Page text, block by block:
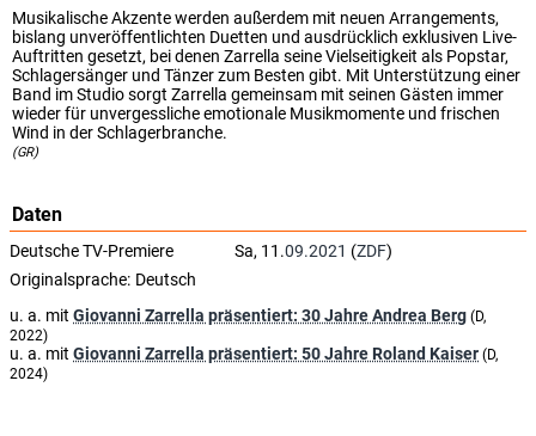
Musikalische Akzente werden außerdem mit neuen Arrangements,
bislang unveröffentlichten Duetten und ausdrücklich exklusiven Live-
Auftritten gesetzt, bei denen Zarrella seine Vielseitigkeit als Popstar,
Schlagersänger und Tänzer zum Besten gibt. Mit Unterstützung einer
Band im Studio sorgt Zarrella gemeinsam mit seinen Gästen immer
wieder für unvergessliche emotionale Musikmomente und frischen
Wind in der Schlagerbranche.
(GR)
Daten
Deutsche TV-Premiere Sa, 11.09.2021 (ZDF)
Originalsprache: Deutsch
u. a. mit Giovanni Zarrella präsentiert: 30 Jahre Andrea Berg (D,
2022)
u. a. mit Giovanni Zarrella präsentiert: 50 Jahre Roland Kaiser (D,
2024)